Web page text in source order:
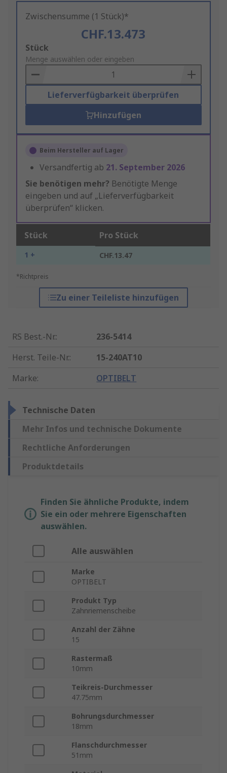
Zwischensumme (1 Stück)*
CHF.13.473
Add
to
Basket
Stück
Menge auswählen oder eingeben
Lieferverfügbarkeit überprüfen
Hinzufügen
Beim Hersteller auf Lager
Versandfertig ab 21. September 2026
Sie benötigen mehr? Benötigte Menge
eingeben und auf „Lieferverfügbarkeit
überprüfen“ klicken.
Stück Pro Stück
1 + CHF.13.47
*Richtpreis
Zu einer Teileliste hinzufügen
RS Best.-Nr.:
236-5414
Herst. Teile-Nr.:
15-240AT10
Marke: OPTIBELT
Technische Daten
Mehr Infos und technische Dokumente
Rechtliche Anforderungen
Produktdetails
Finden Sie ähnliche Produkte, indem
Sie ein oder mehrere Eigenschaften
auswählen.
Alle auswählen
Marke
OPTIBELT
Produkt Typ
Zahnriemenscheibe
Anzahl der Zähne
15
Rastermaß
10mm
Teikreis-Durchmesser
47.75mm
Bohrungsdurchmesser
18mm
Flanschdurchmesser
51mm